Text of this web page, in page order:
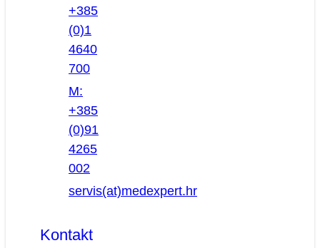
+385
(0)1
4640
700
M:
+385
(0)91
4265
002
servis(at)medexpert.hr
Kontakt